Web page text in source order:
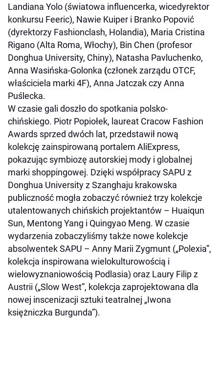
Landiana Yolo (światowa influencerka, wicedyrektor
konkursu Feeric), Nawie Kuiper i Branko Popović
(dyrektorzy Fashionclash, Holandia), Maria Cristina
Rigano (Alta Roma, Włochy), Bin Chen (profesor
Donghua University, Chiny), Natasha Pavluchenko,
Anna Wasińska-Golonka (członek zarządu OTCF,
właściciela marki 4F), Anna Jatczak czy Anna
Puślecka.
W czasie gali doszło do spotkania polsko-
chińskiego. Piotr Popiołek, laureat Cracow Fashion
Awards sprzed dwóch lat, przedstawił nową
kolekcję zainspirowaną portalem AliExpress,
pokazując symbiozę autorskiej mody i globalnej
marki shoppingowej. Dzięki współpracy SAPU z
Donghua University z Szanghaju krakowska
publiczność mogła zobaczyć również trzy kolekcje
utalentowanych chińskich projektantów – Huaiqun
Sun, Mentong Yang i Quingyao Meng. W czasie
wydarzenia zobaczyliśmy także nowe kolekcje
absolwentek SAPU – Anny Marii Zygmunt („Polexia”,
kolekcja inspirowana wielokulturowością i
wielowyznaniowością Podlasia) oraz Laury Filip z
Austrii („Slow West”, kolekcja zaprojektowana dla
nowej inscenizacji sztuki teatralnej „Iwona
księżniczka Burgunda”).